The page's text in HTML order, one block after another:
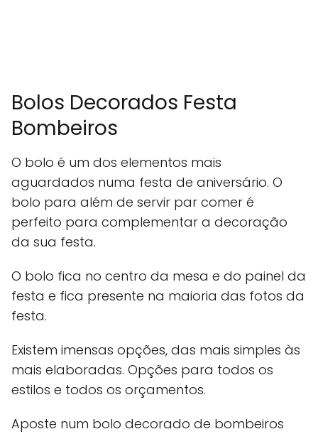
Bolos Decorados Festa
Bombeiros
O bolo é um dos elementos mais
aguardados numa festa de aniversário. O
bolo para além de servir par comer é
perfeito para complementar a decoração
da sua festa.
O bolo fica no centro da mesa e do painel da
festa e fica presente na maioria das fotos da
festa.
Existem imensas opções, das mais simples às
mais elaboradas. Opções para todos os
estilos e todos os orçamentos.
Aposte num bolo decorado de bombeiros